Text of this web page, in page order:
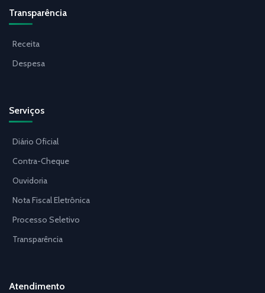
Transparência
Receita
Despesa
Serviços
Diário Oficial
Contra-Cheque
Ouvidoria
Nota Fiscal Eletrônica
Processo Seletivo
Transparência
Atendimento